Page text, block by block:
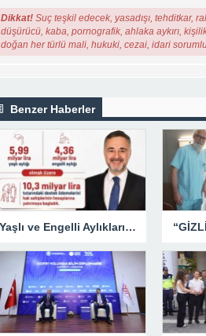
Dikkat! Suç teşkil edecek, yasadışı, tehditkar,
düşürücü, kaba, pornografik, ahlaka aykırı,
doğan her türlü mali, hukuki, cezai, idari
Benzer Haberler
Yaşlı ve Engelli Aylıkları Hesaplara Yatırılmaya Başlandı